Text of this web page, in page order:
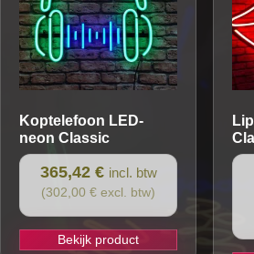
Koptelefoon LED-
neon Classic
365,42 € incl. btw
(302,00 € excl. btw)
Bekijk product